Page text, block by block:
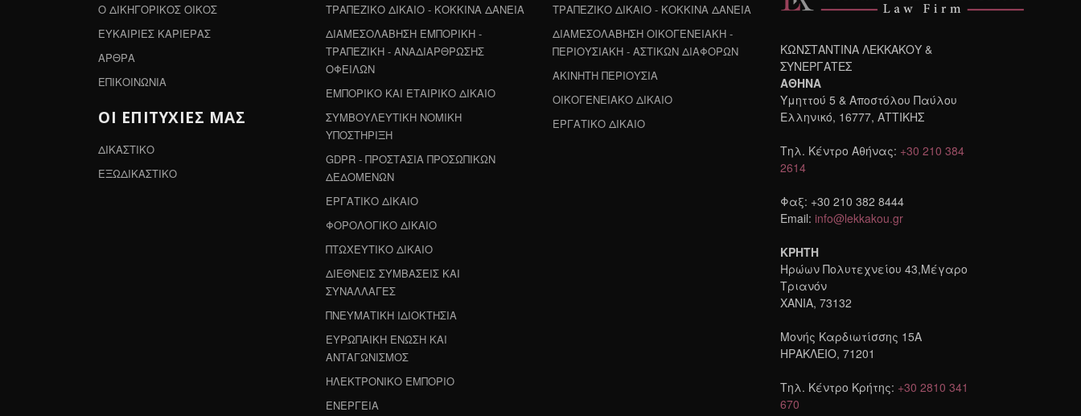
Ο ΔΙΚΗΓΟΡΙΚΟΣ ΟΙΚΟΣ
ΕΥΚΑΙΡΙΕΣ ΚΑΡΙΕΡΑΣ
ΑΡΘΡΑ
ΕΠΙΚΟΙΝΩΝΙΑ
ΟΙ ΕΠΙΤΥΧΙΕΣ ΜΑΣ
ΔΙΚΑΣΤΙΚΟ
ΕΞΩΔΙΚΑΣΤΙΚΟ
ΤΡΑΠΕΖΙΚΟ ΔΙΚΑΙΟ - ΚΟΚΚΙΝΑ ΔΑΝΕΙΑ
ΔΙΑΜΕΣΟΛΑΒΗΣΗ ΕΜΠΟΡΙΚΗ -
ΤΡΑΠΕΖΙΚΗ - ΑΝΑΔΙΑΡΘΡΩΣΗΣ
ΟΦΕΙΛΩΝ
ΕΜΠΟΡΙΚΟ ΚΑΙ ΕΤΑΙΡΙΚΟ ΔΙΚΑΙΟ
ΣΥΜΒΟΥΛΕΥΤΙΚΗ ΝΟΜΙΚΗ
ΥΠΟΣΤΗΡΙΞΗ
GDPR - ΠΡΟΣΤΑΣΙΑ ΠΡΟΣΩΠΙΚΩΝ
ΔΕΔΟΜΕΝΩΝ
ΕΡΓΑΤΙΚΟ ΔΙΚΑΙΟ
ΦΟΡΟΛΟΓΙΚΟ ΔΙΚΑΙΟ
ΠΤΩΧΕΥΤΙΚΟ ΔΙΚΑΙΟ
ΔΙΕΘΝΕΙΣ ΣΥΜΒΑΣΕΙΣ ΚΑΙ
ΣΥΝΑΛΛΑΓΕΣ
ΠΝΕΥΜΑΤΙΚΗ ΙΔΙΟΚΤΗΣΙΑ
ΕΥΡΩΠΑΙΚΗ ΕΝΩΣΗ ΚΑΙ
ΑΝΤΑΓΩΝΙΣΜΟΣ
ΗΛΕΚΤΡΟΝΙΚΟ ΕΜΠΟΡΙΟ
ΕΝΕΡΓΕΙΑ
ΤΡΑΠΕΖΙΚΟ ΔΙΚΑΙΟ - ΚΟΚΚΙΝΑ ΔΑΝΕΙΑ
ΔΙΑΜΕΣΟΛΑΒΗΣΗ ΟΙΚΟΓΕΝΕΙΑΚΗ -
ΠΕΡΙΟΥΣΙΑΚΗ - ΑΣΤΙΚΩΝ ΔΙΑΦΟΡΩΝ
ΑΚΙΝΗΤΗ ΠΕΡΙΟΥΣΙΑ
ΟΙΚΟΓΕΝΕΙΑΚΟ ΔΙΚΑΙΟ
ΕΡΓΑΤΙΚΟ ΔΙΚΑΙΟ
ΚΩΝΣΤΑΝΤΙΝΑ ΛΕΚΚΑΚΟΥ &
ΣΥΝΕΡΓΑΤΕΣ
ΑΘΗΝΑ
Υμηττού 5 & Αποστόλου Παύλου
Ελληνικό, 16777, ΑΤΤΙΚΗΣ
Τηλ. Κέντρο Αθήνας: +30 210 384
2614
Φαξ: +30 210 382 8444
Email: info@lekkakou.gr
ΚΡΗΤΗ
Ηρώων Πολυτεχνείου 43,Μέγαρο
Τριανόν
ΧΑΝΙΑ, 73132
Μονής Καρδιωτίσσης 15A
ΗΡΑΚΛΕΙΟ, 71201
Τηλ. Κέντρο Κρήτης: +30 2810 341
670